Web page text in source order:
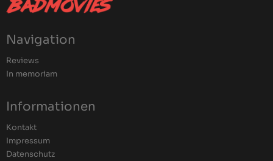
Navigation
Reviews
In memoriam
Informationen
Kontakt
Impressum
Datenschutz